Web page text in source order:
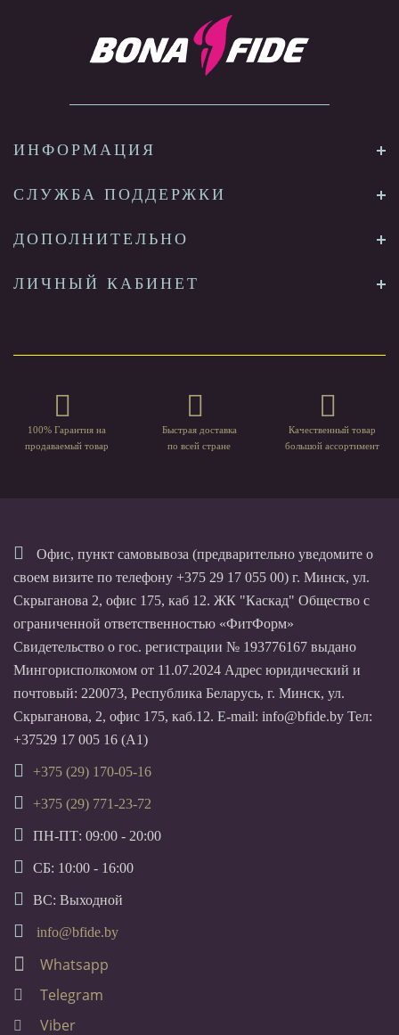
ИНФОРМАЦИЯ
СЛУЖБА ПОДДЕРЖКИ
ДОПОЛНИТЕЛЬНО
ЛИЧНЫЙ КАБИНЕТ
100% Гарантия на
продаваемый товар
Быстрая доставка
по всей стране
Качественный товар
большой ассортимент
Офис, пункт самовывоза (предварительно уведомите о
своем визите по телефону +375 29 17 055 00) г. Минск, ул.
Скрыганова 2, офис 175, каб 12. ЖК "Каскад" Общество с
ограниченной ответственностью «ФитФорм»
Свидетельство о гос. регистрации № 193776167 выдано
Мингорисполкомом от 11.07.2024 Адрес юридический и
почтовый: 220073, Республика Беларусь, г. Минск, ул.
Скрыганова, 2, офис 175, каб.12. E-mail: info@bfide.by Тел:
+37529 17 005 16 (А1)
+375 (29) 170-05-16
+375 (29) 771-23-72
ПН-ПТ: 09:00 - 20:00
СБ: 10:00 - 16:00
ВС: Выходной
info@bfide.by
Whatsapp
Telegram
Viber